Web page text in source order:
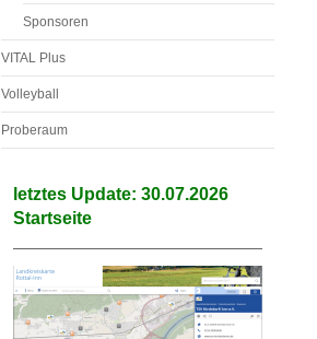
Sponsoren
VITAL Plus
Volleyball
Proberaum
letztes Update: 30.07.2026
Startseite